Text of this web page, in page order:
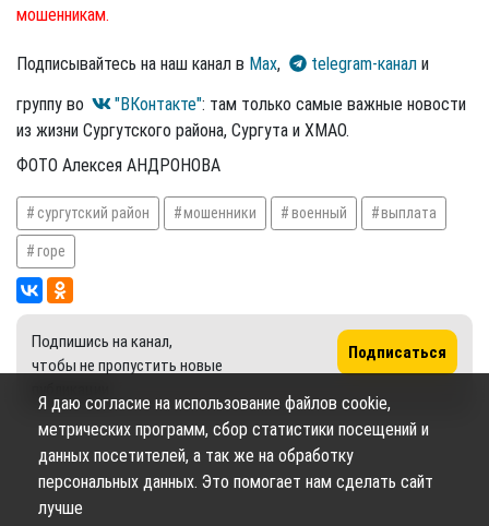
мошенникам.
Подписывайтесь на наш канал в Max, telegram-канал и
группу во
"ВКонтакте": там только самые важные новости
из жизни Сургутского района, Сургута и ХМАО.
ФОТО Алексея АНДРОНОВА
сургутский район мошенники военный выплата
горе
Подпишись на канал,
чтобы не пропустить новые
Подписаться
Я даю согласие на использование файлов cookie,
метрических программ, сбор статистики посещений и
данных посетителей, а так же на обработку
персональных данных. Это помогает нам сделать сайт
лучше